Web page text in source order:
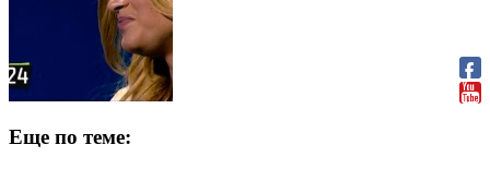
Еще по теме: